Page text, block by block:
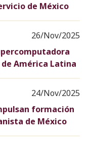
de México
26/Nov/2025
América Latina
24/Nov/2025
formación
de México